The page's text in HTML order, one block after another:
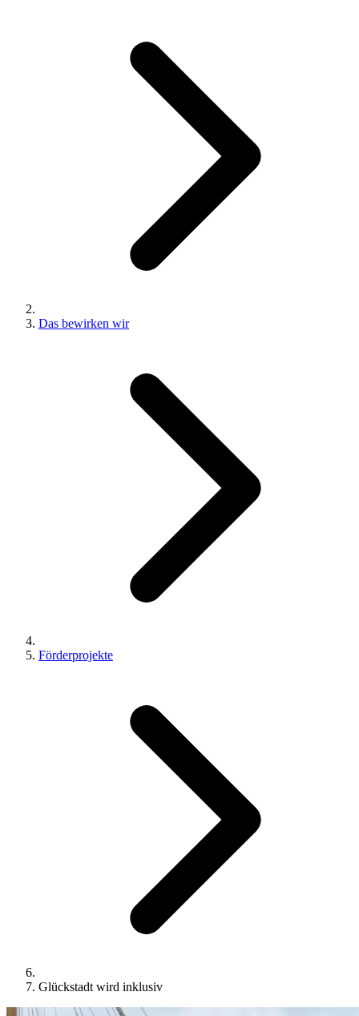
Das bewirken wir
Förderprojekte
Glückstadt wird inklusiv